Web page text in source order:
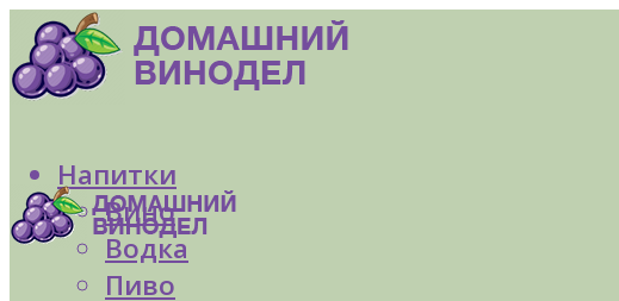
Напитки
Вино
Водка
Пиво